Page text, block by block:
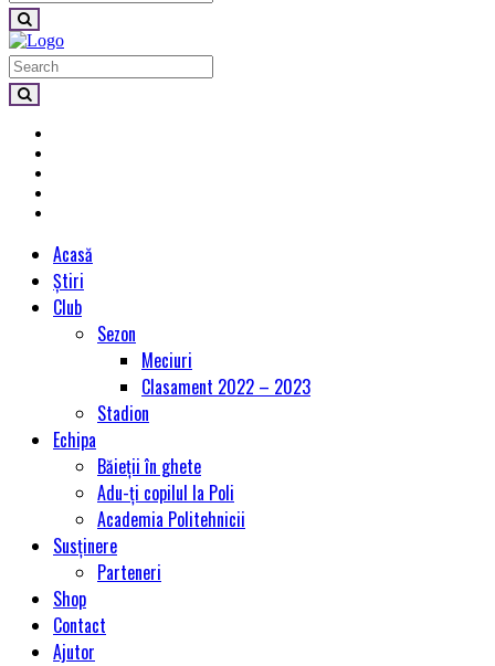
Acasă
Știri
Club
Sezon
Meciuri
Clasament 2022 – 2023
Stadion
Echipa
Băieții în ghete
Adu-ți copilul la Poli
Academia Politehnicii
Susținere
Parteneri
Shop
Contact
Ajutor